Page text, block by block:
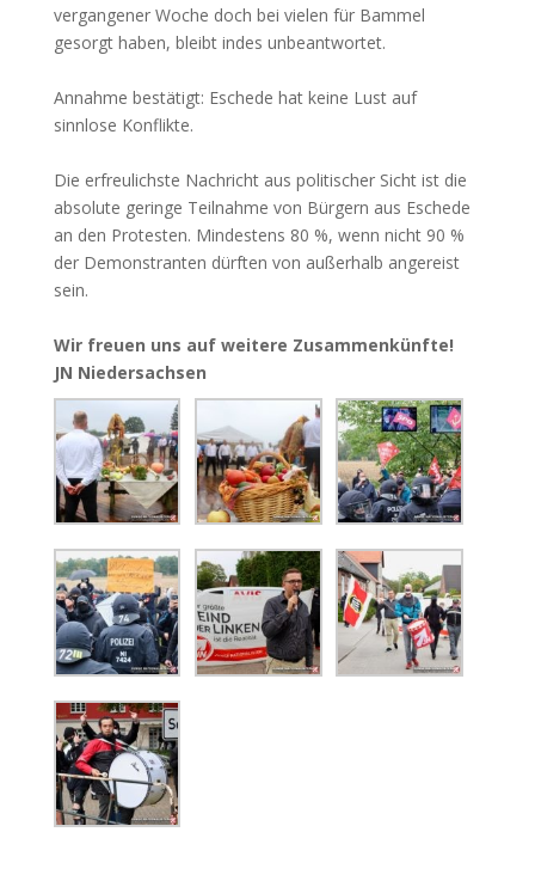
vergangener Woche doch bei vielen für Bammel
gesorgt haben, bleibt indes unbeantwortet.
Annahme bestätigt: Eschede hat keine Lust auf
sinnlose Konflikte.
Die erfreulichste Nachricht aus politischer Sicht ist die
absolute geringe Teilnahme von Bürgern aus Eschede
an den Protesten. Mindestens 80 %, wenn nicht 90 %
der Demonstranten dürften von außerhalb angereist
sein.
Wir freuen uns auf weitere Zusammenkünfte!
JN Niedersachsen